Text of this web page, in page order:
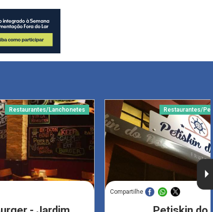
Restaurantes/Lanchonetes Restaurantes/
Compartilhe